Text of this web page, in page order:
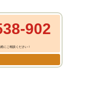
902
にご相談ください！